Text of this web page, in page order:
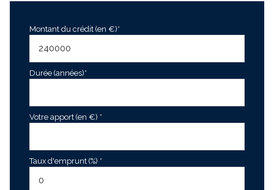
Montant du crédit (en €)*
Durée (années)*
Votre apport (en €) *
Taux d'emprunt (%) *